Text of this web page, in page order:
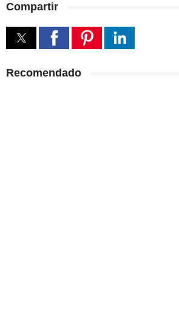
Compartir
Recomendado